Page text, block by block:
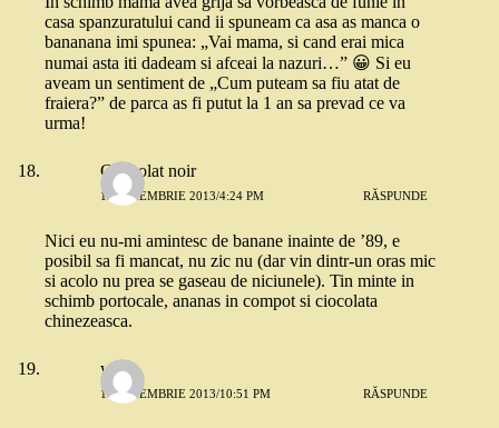
casa spanzuratului cand ii spuneam ca asa as manca o
bananana imi spunea: „Vai mama, si cand erai mica
numai asta iti dadeam si afceai la nazuri…” 😀 Si eu
aveam un sentiment de „Cum puteam sa fiu atat de
fraiera?” de parca as fi putut la 1 an sa prevad ce va
urma!
Chocolat noir
12 NOIEMBRIE 2013/4:24 PM RĂSPUNDE
Nici eu nu-mi amintesc de banane inainte de ’89, e
posibil sa fi mancat, nu zic nu (dar vin dintr-un oras mic
si acolo nu prea se gaseau de niciunele). Tin minte in
schimb portocale, ananas in compot si ciocolata
chinezeasca.
wlfp
14 NOIEMBRIE 2013/10:51 PM RĂSPUNDE